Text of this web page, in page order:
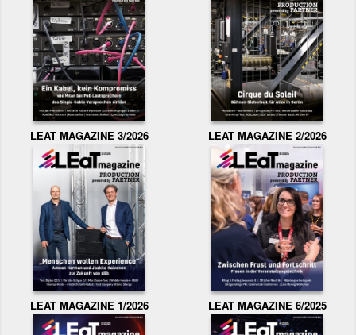
LEAT MAGAZINE 3/2026 LEAT MAGAZINE 2/2026
LEAT MAGAZINE 1/2026 LEAT MAGAZINE 6/2025